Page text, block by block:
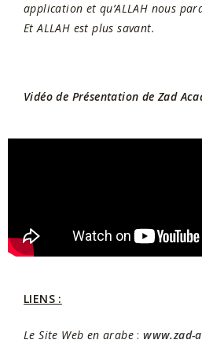
application et qu’ALLAH nous
Et ALLAH est plus savant.
Vidéo de Présentation de Zad
LIENS :
Le Site Web en arabe :www.zad-